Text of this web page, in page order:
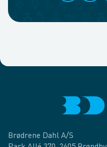
Brødrene Dahl A/S